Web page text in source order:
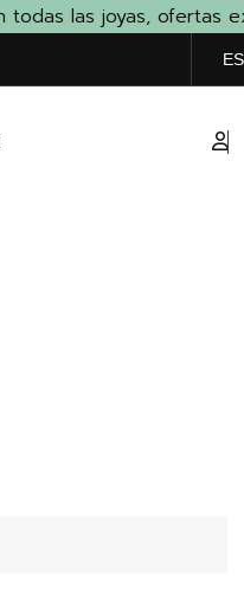
las joyas, ofertas
ES